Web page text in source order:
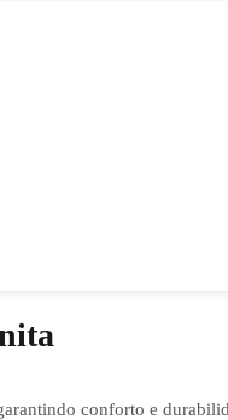
conforto e